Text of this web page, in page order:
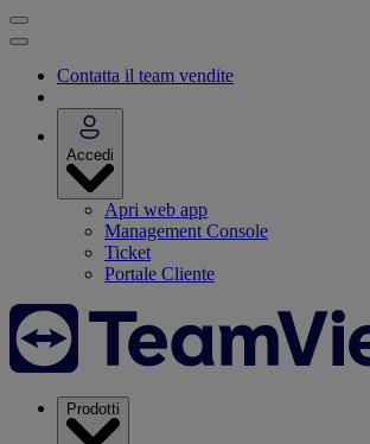
Contatta il team vendite
Accedi
Apri web app
Management Console
Ticket
Portale Cliente
Prodotti